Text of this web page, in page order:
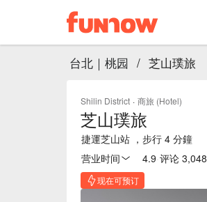
台北｜桃园 / 芝山璞旅
Shilin District · 商旅 (Hotel)
芝山璞旅
捷運芝山站 ，步行 4 分鐘
营业时间
4.9 评论 3,048
现在可预订